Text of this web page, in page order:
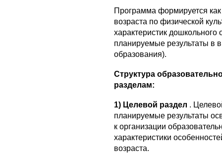
Программа формируется
возраста по физической
характеристик
планируемые результаты в
образования).
Структура
разделам:
1) Целевой раздел .
планируемые результаты
к организации
характеристики
возраста.